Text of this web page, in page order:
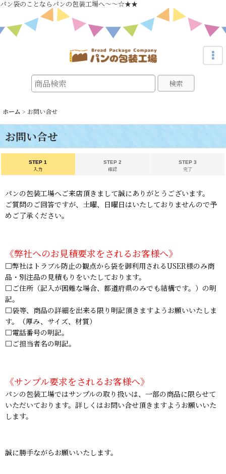
パン袋のことならパンの包装工場へ～～☆★★
検索
ホーム > お問い合せ
お問い合せ
STEP 1
入力
STEP 2
確認
STEP 3
完了
パンの包装工場へご来店頂きまして誠にありがとうございます。
ご質問のご回答ですが、土曜、日曜日はいたしておりませんので予
めご了承ください。
《弊社へのお見積要求をされるお客様へ》
□弊社はトラブル防止の観点から袋を御利用されるUSER様のみ商
品・別注品の見積もりをいたしております。
□ご住所（記入が困難な場合、都道府県のみでも結構です。）の明
記。
□袋等、商品の詳細を出来る限り明記頂きますようお願いいたしま
す。（厚み、サイズ、材質）
□電話番号の明記。
□ご担当者名の明記。
《サンプル要求をされるお客様へ》
パンの包装工場ではサンプルの取り扱いは、一部の商品に限らせて
いただいております。詳しくはお問い合せ頂きますようお願いいた
します。
誠に勝手ながらお願いいたします。